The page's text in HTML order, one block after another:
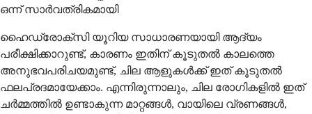
ഒന്ന് സാർവത്രികമായി
ഹൈഡ്രോക്സി യൂറിയ സാധാരണയായി ആദ്യം
പരീക്ഷിക്കാറുണ്ട്, കാരണം ഇതിന് കൂടുതൽ കാലത്തെ
അനുഭവപരിചയമുണ്ട്, ചില ആളുകൾക്ക് ഇത് കൂടുതൽ
ഫലപ്രദമായേക്കാം. എന്നിരുന്നാലും, ചില രോഗികളിൽ ഇത്
ചർമ്മത്തിൽ ഉണ്ടാകുന്ന മാറ്റങ്ങൾ, വായിലെ വ്രണങ്ങൾ,